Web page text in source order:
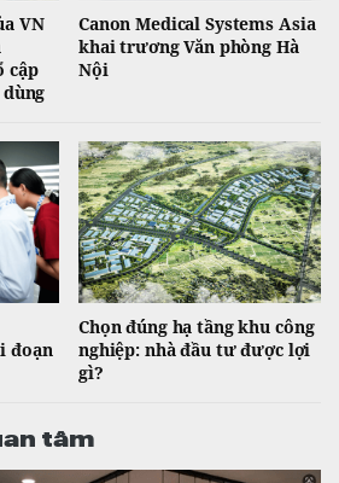
VN
cập
Canon Medical Systems Asia
khai trương Văn phòng Hà
Nội
đoạn
Chọn đúng hạ tầng khu công
nghiệp: nhà đầu tư được lợi
gì?
tâm